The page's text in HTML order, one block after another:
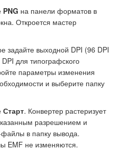
PNG на панели форматов в
Откроется мастер
задайте выходной DPI (96 DPI
для типографского
параметры изменения
и выберите папку
Старт. Конвертер растеризует
разрешением и
в папку вывода.
EMF не изменяются.